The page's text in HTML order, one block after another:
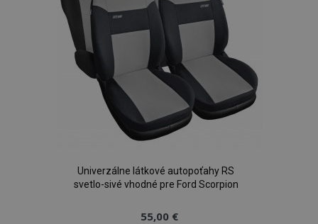
Univerzálne látkové autopoťahy RS
svetlo-sivé vhodné pre Ford Scorpion
55,00 €